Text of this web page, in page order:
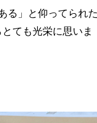
る」と仰ってられた
ても光栄に思いま